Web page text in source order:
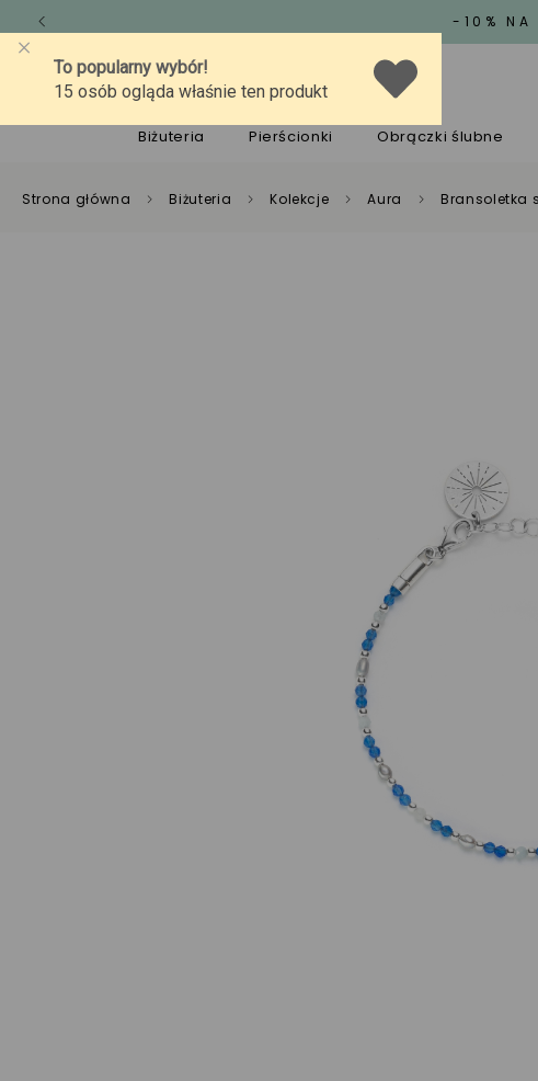
-10% NA
O marceJakośćPomoc
Biżuteria Pierścionki Obrączki ślubne
Strona główna Biżuteria Kolekcje Aura Bransoletka